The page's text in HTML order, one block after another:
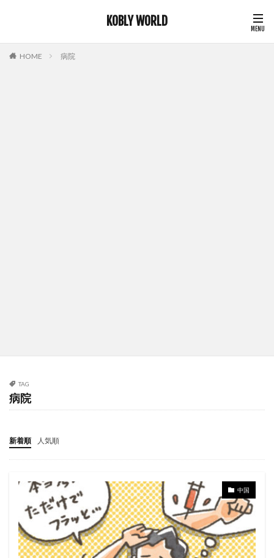
KOBLY WORLD
HOME 病院
TAG
病院
新着順 人気順
中国